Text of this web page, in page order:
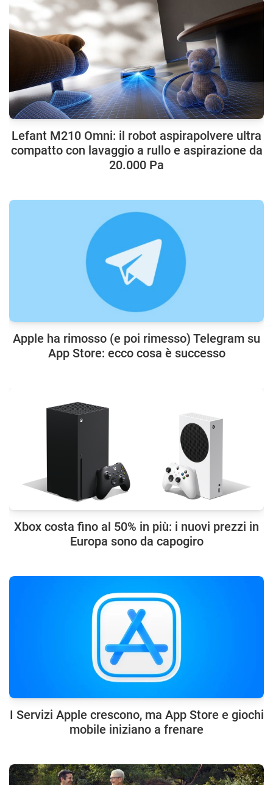
Lefant M210 Omni: il robot aspirapolvere ultra
compatto con lavaggio a rullo e aspirazione da
20.000 Pa
Apple ha rimosso (e poi rimesso) Telegram su
App Store: ecco cosa è successo
Xbox costa fino al 50% in più: i nuovi prezzi in
Europa sono da capogiro
I Servizi Apple crescono, ma App Store e giochi
mobile iniziano a frenare